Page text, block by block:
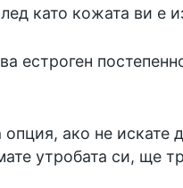
като кожата ви е
естроген
ако не искате
утробата си, ще